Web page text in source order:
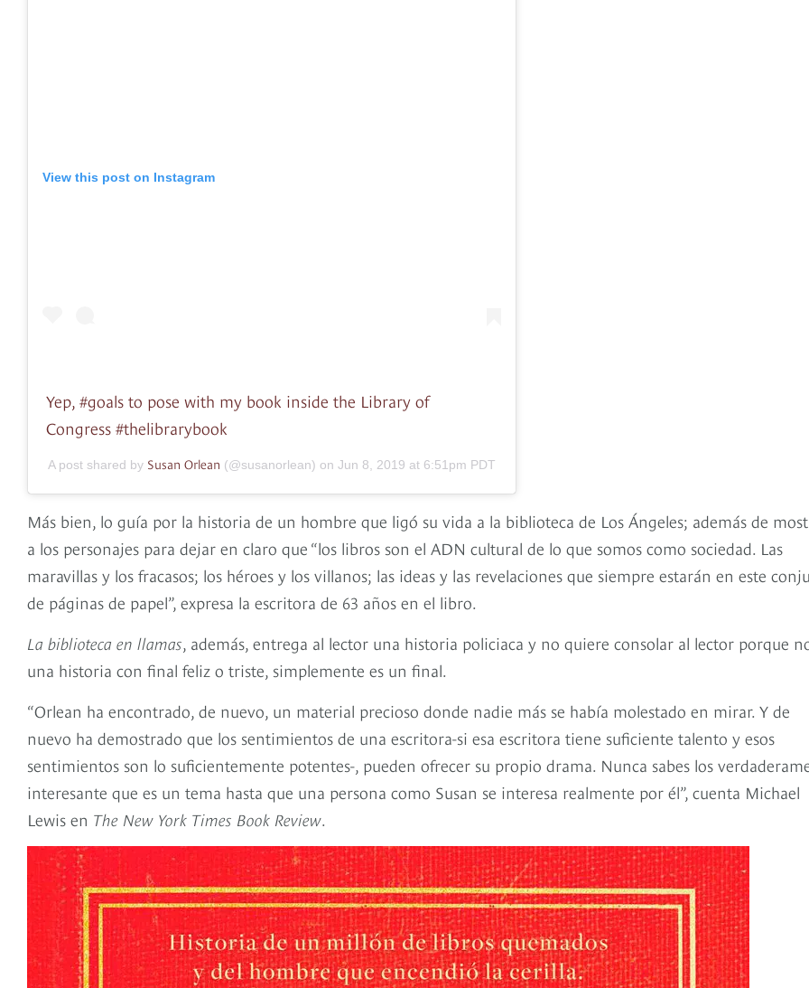
View this post on Instagram
Yep, #goals to pose with my book inside the Library of
Congress #thelibrarybook
A post shared by Susan Orlean (@susanorlean) on Jun 8, 2019 at 6:51pm PDT
Más bien, lo guía por la historia de un hombre que ligó su vida a la biblioteca de Los Ángeles; además de
a los personajes para dejar en claro que “los libros son el ADN cultural de lo que somos como sociedad. Las
maravillas y los fracasos; los héroes y los villanos; las ideas y las revelaciones que siempre estarán en este
de páginas de papel”, expresa la escritora de 63 años en el libro.
La biblioteca en llamas, además, entrega al lector una historia policiaca y no quiere consolar al lector porque
una historia con final feliz o triste, simplemente es un final.
“Orlean ha encontrado, de nuevo, un material precioso donde nadie más se había molestado en mirar. Y de
nuevo ha demostrado que los sentimientos de una escritora-si esa escritora tiene suficiente talento y esos
sentimientos son lo suficientemente potentes-, pueden ofrecer su propio drama. Nunca sabes los
interesante que es un tema hasta que una persona como Susan se interesa realmente por él”, cuenta Michael
Lewis en The New York Times Book Review.